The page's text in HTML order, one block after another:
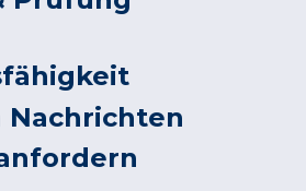
Nachrichten